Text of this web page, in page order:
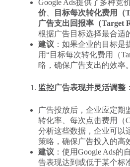
Google Ads提供了多种竞
价、 目标每次转化费用（
广告支出回报率（Target
根据广告目标选择最合适
建议 ：如果企业的目标是
用“目标每次转化费用（
略，确保广告支出的效率。
监控广告表现并灵活调整：
广告投放后，企业应定期
转化率、每次点击费用（
分析这些数据，企业可以
策略，确保广告投入的高
建议 ：使用Google Ads
告表现达到或低于某个标